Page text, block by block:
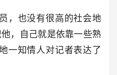
，也没有很高的社会地
，自己就是依靠一些熟
一知情人对记者表达了